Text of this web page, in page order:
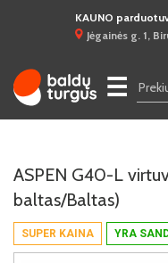
KAUNO
Jėgainės g. 1,
☰
SUPER KAINA YRA
ASPEN G40-L
baltas/Baltas)